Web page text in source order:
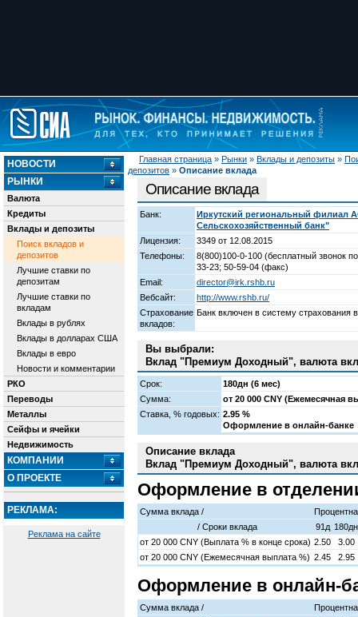
Главная страница » Рынки » Вклады и депозиты »
депозитов » Описание вклада
НОВОСТИ
РЫНКИ
Валюта
Кредиты
Вклады и депозиты
Поиск вкладов и
депозитов
Лучшие ставки по
депозитам
Лучшие ставки по
вкладам
Вклады в рублях
Вклады в долларах США
Вклады в евро
Новости и комментарии
РКО
Переводы
Металлы
Сейфы и ячейки
Недвижимость
КОМПАНИИ
О ПРОЕКТЕ
РЕКЛАМА:
Реклама на сайте
Описание вклада
Банк:
Иркутский региональный филиал
Сельскохозяйственный банк"
Лицензия:
3349 от 12.08.2015
Телефоны:
8(800)100-0-100 (бесплатный звонок
33-23; 50-59-04 (факс)
Email:
director@irk.rshb.ru
Вебсайт:
http://www.rshb.ru/
Страхование
вкладов:
Банк включен в систему страхования
Вы выбрали:
Вклад "Премиум Доходный", валюта
Срок:
180дн (6 мес)
Сумма:
от 20 000 CNY (Ежемесячная
Cтавка, % годовых: 2.95 %
Оформление в онлайн-банке
Описание вклада
Вклад "Премиум Доходный", валюта
Оформление в
Сумма вклада /
/ Cроки вклада
91д 180дн
от 20 000 CNY (Выплата % в конце срока) 2.50
3.00
от 20 000 CNY (Ежемесячная выплата %) 2.45 2.95
Оформление в онлайн-
Сумма вклада /